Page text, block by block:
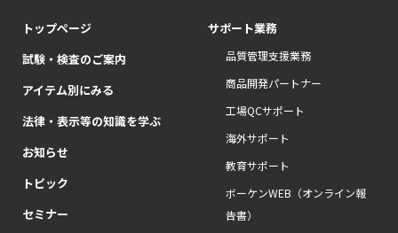
トップページ
試験・検査のご案内
アイテム別にみる
法律・表示等の知識を学ぶ
お知らせ
トピック
セミナー
サポート業務
品質管理支援業務
商品開発パートナー
工場QCサポート
海外サポート
教育サポート
ボーケンWEB（オンライン報
告書）